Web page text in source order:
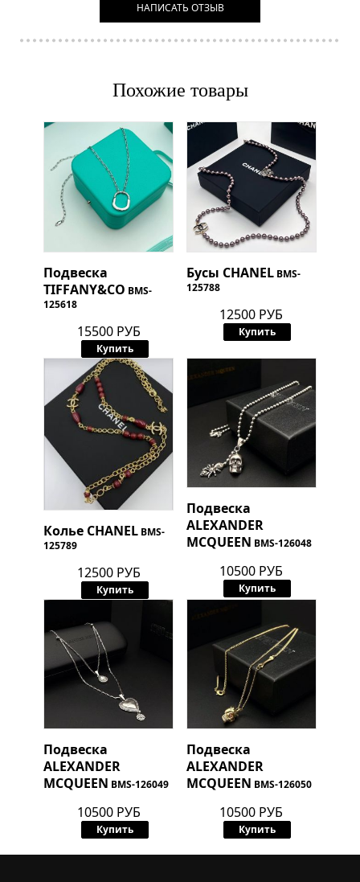
НАПИСАТЬ ОТЗЫВ
Похожие товары
Подвеска
TIFFANY&CO BMS-
125618
15500 РУБ
Купить
Бусы CHANEL BMS-
125788
12500 РУБ
Купить
Колье CHANEL BMS-
125789
12500 РУБ
Купить
Подвеска
ALEXANDER
MCQUEEN BMS-126048
10500 РУБ
Купить
Подвеска
ALEXANDER
MCQUEEN BMS-126049
10500 РУБ
Купить
Подвеска
ALEXANDER
MCQUEEN BMS-126050
10500 РУБ
Купить